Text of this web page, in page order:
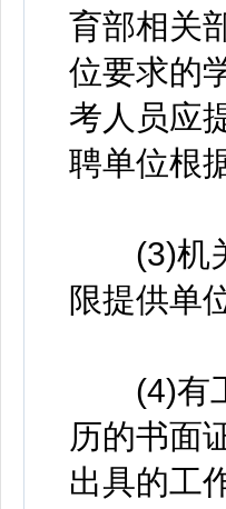
育部相关
位要求的
考人员应
聘单位根
(3)机关
限提供单
(4)有工
历的书面
出具的工